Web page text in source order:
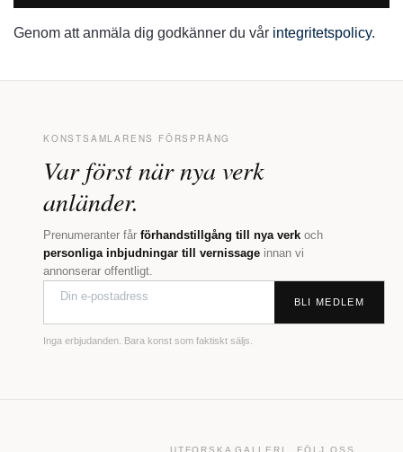
Genom att anmäla dig godkänner du vår integritetspolicy.
KONSTSAMLARENS FÖRSPRÅNG
Var först när nya verk
anländer.
Prenumeranter får förhandstillgång till nya verk och
personliga inbjudningar till vernissage innan vi
annonserar offentligt.
BLI MEDLEM
Inga erbjudanden. Bara konst som faktiskt säljs.
UTFORSKA GALLERI FÖLJ OSS